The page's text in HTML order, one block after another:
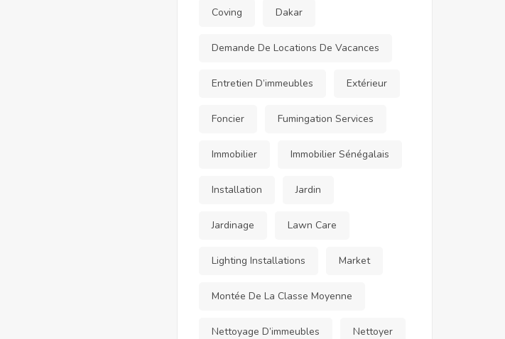
Coving Dakar
Demande De Locations De Vacances
Entretien D’immeubles Extérieur
Foncier Fumingation Services
Immobilier Immobilier Sénégalais
Installation Jardin
Jardinage Lawn Care
Lighting Installations Market
Montée De La Classe Moyenne
Nettoyage D’immeubles Nettoyer